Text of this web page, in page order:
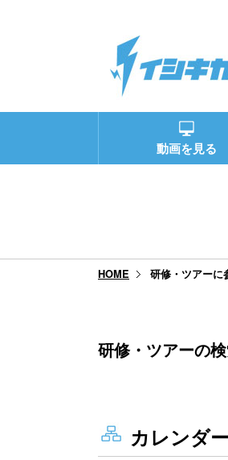
動画を見る
HOME 研修・ツアーに
研修・ツアーの
カレンダー